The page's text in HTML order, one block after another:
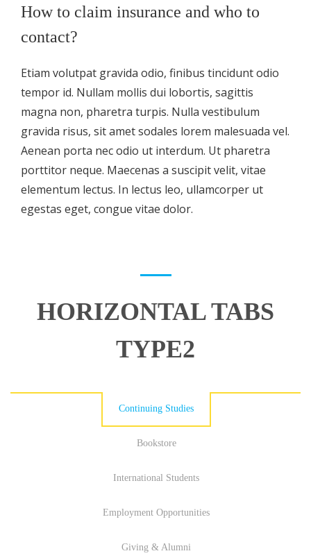
How to claim insurance and who to
contact?
Etiam volutpat gravida odio, finibus tincidunt odio
tempor id. Nullam mollis dui lobortis, sagittis
magna non, pharetra turpis. Nulla vestibulum
gravida risus, sit amet sodales lorem malesuada vel.
Aenean porta nec odio ut interdum. Ut pharetra
porttitor neque. Maecenas a suscipit velit, vitae
elementum lectus. In lectus leo, ullamcorper ut
egestas eget, congue vitae dolor.
HORIZONTAL TABS
TYPE2
Continuing Studies
Bookstore
International Students
Employment Opportunities
Giving & Alumni